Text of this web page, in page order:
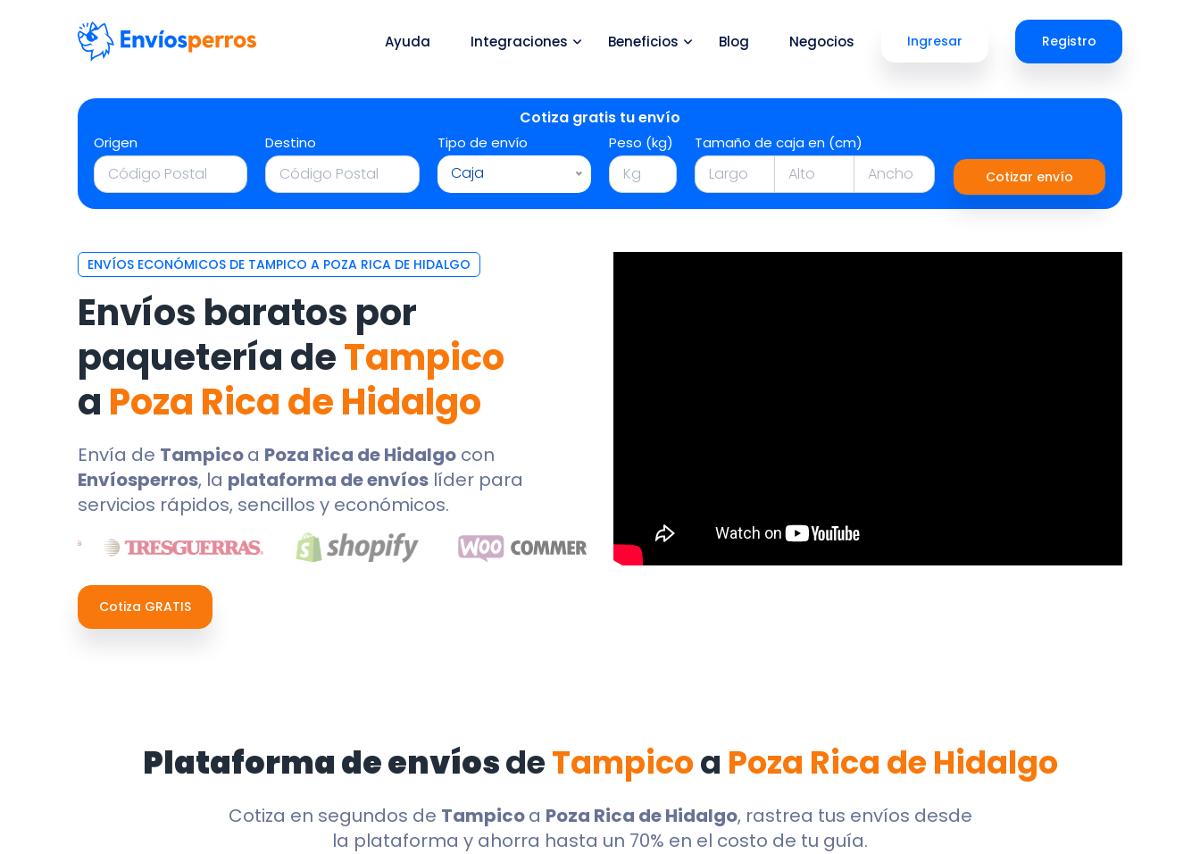
Ayuda Integraciones Beneficios Blog Negocios Ingresar Registro
Cotiza gratis tu envío
Origen Destino Tipo de envío
Caja
Peso (kg) Tamaño de caja en (cm)
Cotizar envío
ENVÍOS ECONÓMICOS DE TAMPICO A POZA RICA DE HIDALGO
Envíos baratos por
paquetería deTampico
a Poza Rica de Hidalgo
Envía de Tampicoa Poza Rica de Hidalgo con
Envíosperros, la plataforma de envíos líder para
servicios rápidos, sencillos y económicos.
Cotiza GRATIS
Plataforma de envíosdeTampicoa Poza Rica de Hidalgo
Cotiza en segundos de Tampicoa Poza Rica de Hidalgo, rastrea tus envíos desde
la plataforma y ahorra hasta un 70% en el costo de tu guía.